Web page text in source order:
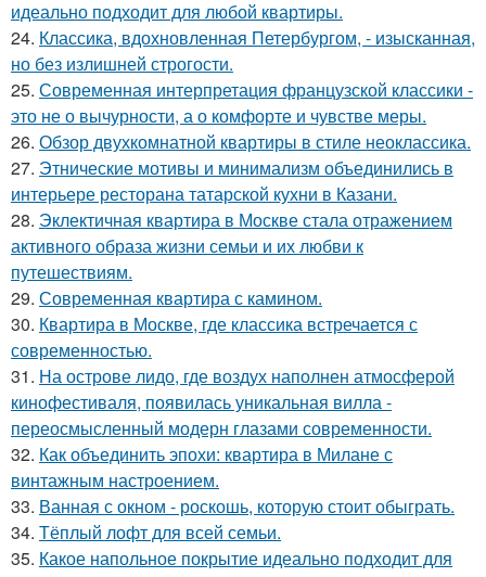
идеально подходит для любой квартиры.
24. Классика, вдохновленная Петербургом, - изысканная,
но без излишней строгости.
25. Современная интерпретация французской классики -
это не о вычурности, а о комфорте и чувстве меры.
26. Обзор двухкомнатной квартиры в стиле неоклассика.
27. Этнические мотивы и минимализм объединились в
интерьере ресторана татарской кухни в Казани.
28. Эклектичная квартира в Москве стала отражением
активного образа жизни семьи и их любви к
путешествиям.
29. Современная квартира с камином.
30. Квартира в Москве, где классика встречается с
современностью.
31. На острове лидо, где воздух наполнен атмосферой
кинофестиваля, появилась уникальная вилла -
переосмысленный модерн глазами современности.
32. Как объединить эпохи: квартира в Милане с
винтажным настроением.
33. Ванная с окном - роскошь, которую стоит обыграть.
34. Тёплый лофт для всей семьи.
35. Какое напольное покрытие идеально подходит для